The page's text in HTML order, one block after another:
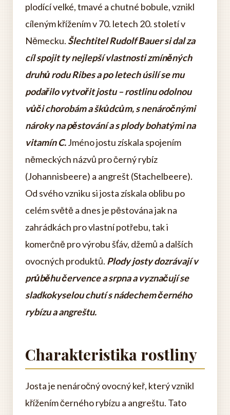
plodící velké, tmavé a chutné bobule, vznikl
cíleným křížením v 70. letech 20. století v
Německu. Šlechtitel Rudolf Bauer si dal za
cíl spojit ty nejlepší vlastnosti zmíněných
druhů rodu Ribes a po letech úsilí se mu
podařilo vytvořit jostu – rostlinu odolnou
vůči chorobám a škůdcům, s nenáročnými
nároky na pěstování a s plody bohatými na
vitamín C.Jméno jostu získala spojením
německých názvů pro černý rybíz
(Johannisbeere) a angrešt (Stachelbeere).
Od svého vzniku si josta získala oblibu po
celém světě a dnes je pěstována jak na
zahrádkách pro vlastní potřebu, tak i
komerčně pro výrobu šťáv, džemů a dalších
ovocných produktů. Plody josty dozrávají v
průběhu července a srpna a vyznačují se
sladkokyselou chutí s nádechem černého
rybízu a angreštu.
Charakteristika rostliny
Josta je nenáročný ovocný keř, který vznikl
křížením černého rybízu a angreštu. Tato